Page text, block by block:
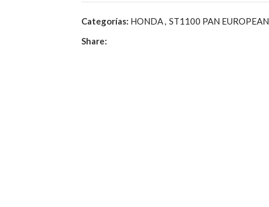
Categorías: HONDA, ST1100 PAN EUROPEAN
Share: